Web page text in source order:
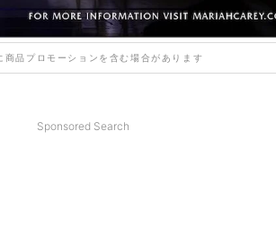
商品プロモーションを含む場合があります
Sponsored Search